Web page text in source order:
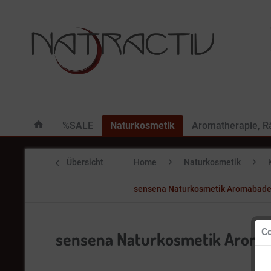
%SALE Naturkosmetik Aromatherapie,
Übersicht Home Naturkosmetik
sensena Naturkosmetik
sensena Naturkosmetik